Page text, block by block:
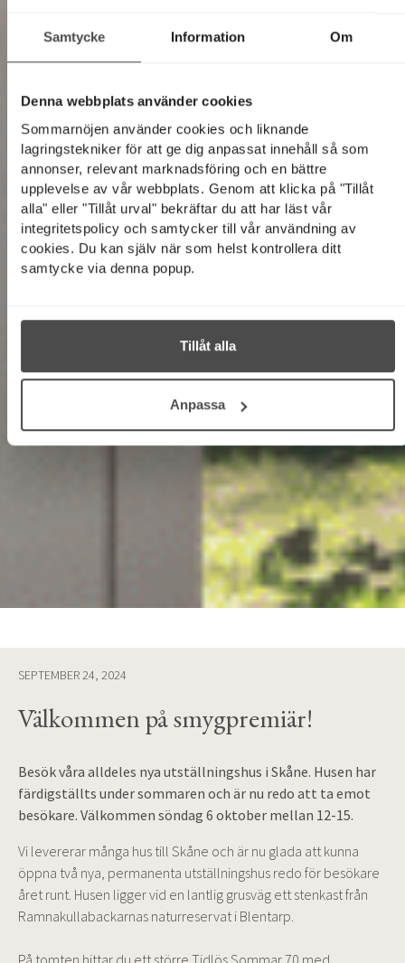
Samtycke Information Om
Denna webbplats använder cookies
Sommarnöjen använder cookies och liknande
lagringstekniker för att ge dig anpassat innehåll så som
annonser, relevant marknadsföring och en bättre
upplevelse av vår webbplats. Genom att klicka på "Tillåt
alla" eller "Tillåt urval" bekräftar du att har läst vår
integritetspolicy och samtycker till vår användning av
cookies. Du kan själv när som helst kontrollera ditt
samtycke via denna popup.
Tillåt alla
Anpassa
SEPTEMBER 24, 2024
Välkommen på smygpremiär!
Besök våra alldeles nya utställningshus i Skåne. Husen har
färdigställts under sommaren och är nu redo att ta emot
besökare. Välkommen söndag 6 oktober mellan 12-15.
Vi levererar många hus till Skåne och är nu glada att kunna
öppna två nya, permanenta utställningshus redo för besökare
året runt. Husen ligger vid en lantlig grusväg ett stenkast från
Ramnakullabackarnas naturreservat i Blentarp.